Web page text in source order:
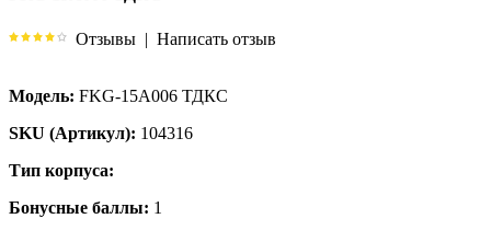
Отзывы | Написать отзыв
Модель: FKG-15A006 ТДКС
SKU (Артикул): 104316
Тип корпуса:
Бонусные баллы: 1